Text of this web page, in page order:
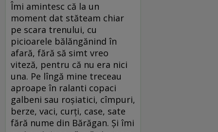
Îmi amintesc că la un
moment dat stăteam chiar
pe scara trenului, cu
picioarele bălăngănind în
afară, fără să simt vreo
viteză, pentru că nu era nici
una. Pe lîngă mine treceau
aproape în ralanti copaci
galbeni sau roșiatici, cîmpuri,
berze, vaci, curți, case, sate
fără nume din Bărăgan. Și îmi